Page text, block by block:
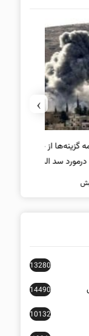
جمله راه‌حل
›
13280
14490
10132